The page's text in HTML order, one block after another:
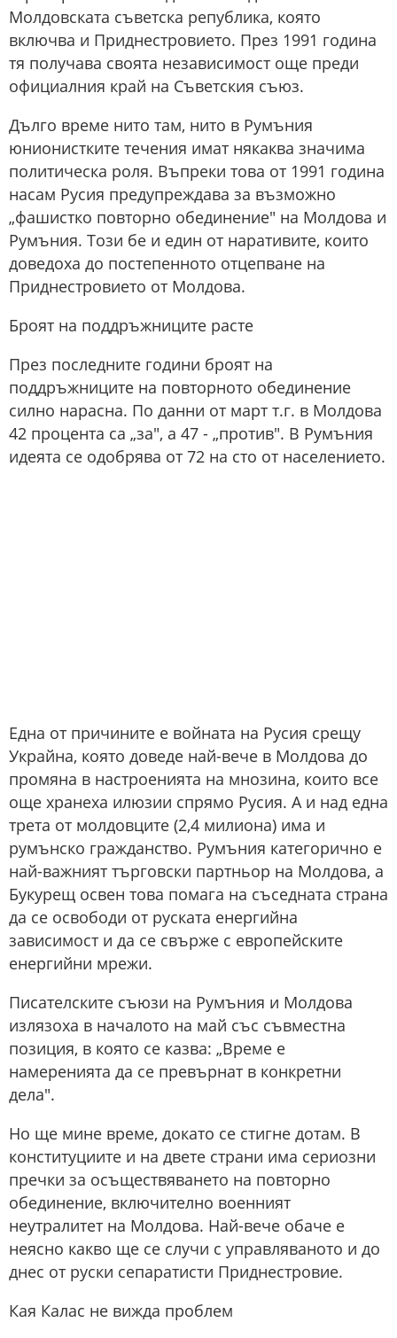
Молдовската съветска република, която
включва и Приднестровието. През 1991 година
тя получава своята независимост още преди
официалния край на Съветския съюз.
Дълго време нито там, нито в Румъния
юнионистките течения имат някаква значима
политическа роля. Въпреки това от 1991 година
насам Русия предупреждава за възможно
„фашистко повторно обединение" на Молдова и
Румъния. Този бе и един от наративите, които
доведоха до постепенното отцепване на
Приднестровието от Молдова.
Броят на поддръжниците расте
През последните години броят на
поддръжниците на повторното обединение
силно нарасна. По данни от март т.г. в Молдова
42 процента са „за", а 47 - „против". В Румъния
идеята се одобрява от 72 на сто от населението.
Една от причините е войната на Русия срещу
Украйна, която доведе най-вече в Молдова до
промяна в настроенията на мнозина, които все
още хранеха илюзии спрямо Русия. А и над една
трета от молдовците (2,4 милиона) има и
румънско гражданство. Румъния категорично е
най-важният търговски партньор на Молдова, а
Букурещ освен това помага на съседната страна
да се освободи от руската енергийна
зависимост и да се свърже с европейските
енергийни мрежи.
Писателските съюзи на Румъния и Молдова
излязоха в началото на май със съвместна
позиция, в която се казва: „Време е
намеренията да се превърнат в конкретни
дела".
Но ще мине време, докато се стигне дотам. В
конституциите и на двете страни има сериозни
пречки за осъществяването на повторно
обединение, включително военният
неутралитет на Молдова. Най-вече обаче е
неясно какво ще се случи с управляваното и до
днес от руски сепаратисти Приднестровие.
Кая Калас не вижда проблем